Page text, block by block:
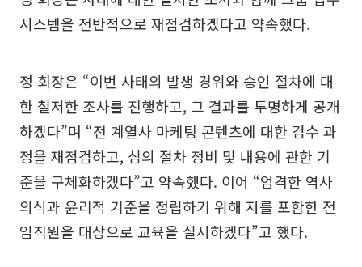
시스템을 전반적으로 재점검하겠다고 약속했다.
정 회장은 “이번 사태의 발생 경위와 승인 절차에 대
한 철저한 조사를 진행하고, 그 결과를 투명하게 공개
하겠다”며 “전 계열사 마케팅 콘텐츠에 대한 검수 과
정을 재점검하고, 심의 절차 정비 및 내용에 관한 기
준을 구체화하겠다”고 약속했다. 이어 “엄격한 역사
의식과 윤리적 기준을 정립하기 위해 저를 포함한 전
임직원을 대상으로 교육을 실시하겠다”고 했다.